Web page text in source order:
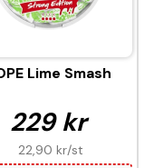
Lime Smash
229 kr
22,90 kr/st